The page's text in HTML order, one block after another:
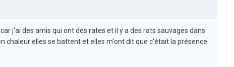
j'ai des amis qui ont des rates et il y a des rats sauvages dans
chaleur elles se battent et elles m'ont dit que c'était la présence